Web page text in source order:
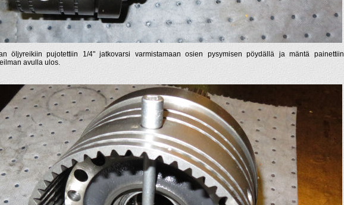
öljyreikiin pujotettiin 1/4" jatkovarsi varmistamaan osien pysymisen pöydällä ja mäntä painettiin
avulla ulos.